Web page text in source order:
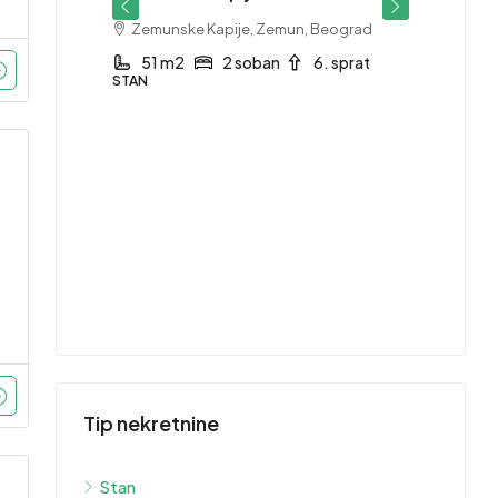
Zemunske Kapije, Zemun, Beograd
51 m2 2 soban 6. sprat
STAN
Tip nekretnine
Stan